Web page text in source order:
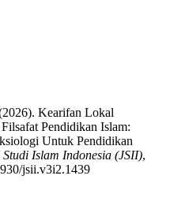
Kearifan Lokal
Pendidikan Islam:
Untuk Pendidikan
Islam Indonesia (JSII),
jsii.v3i2.1439